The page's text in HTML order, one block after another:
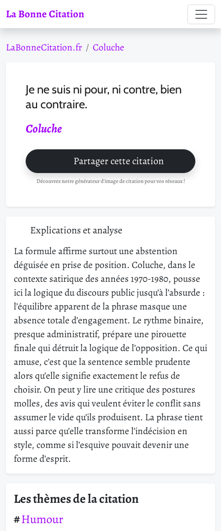
La Bonne Citation
LaBonneCitation.fr Coluche
Je ne suis ni pour, ni contre, bien
au contraire.
Coluche
Partager cette citation
Découvrez notre générateur d'image de citation pour vos réseaux !
Explications et analyse
La formule affirme surtout une abstention
déguisée en prise de position. Coluche, dans le
contexte satirique des années 1970-1980, pousse
ici la logique du discours public jusqu’à l’absurde :
l’équilibre apparent de la phrase masque une
absence totale d’engagement. Le rythme binaire,
presque administratif, prépare une pirouette
finale qui détruit la logique de l’opposition. Ce qui
amuse, c’est que la sentence semble prudente
alors qu’elle signifie exactement le refus de
choisir. On peut y lire une critique des postures
molles, des avis qui veulent éviter le conflit sans
assumer le vide qu’ils produisent. La phrase tient
aussi parce qu’elle transforme l’indécision en
style, comme si l’esquive pouvait devenir une
forme d’esprit.
Les thèmes de la citation
Humour